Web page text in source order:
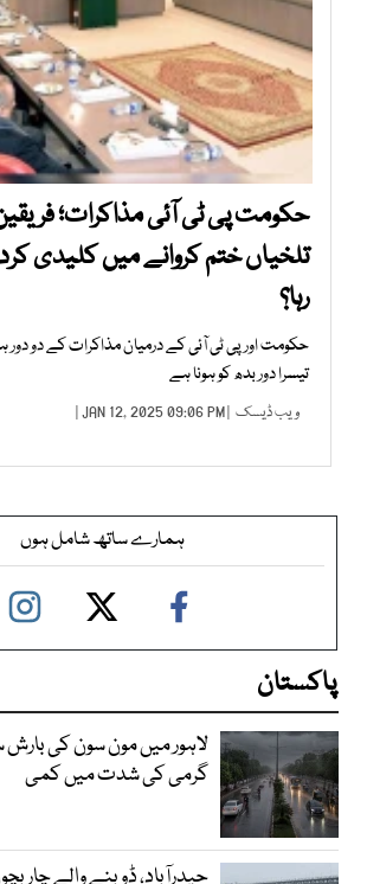
حکومت پی ٹی آئی مذاکرات؛
تلخیاں ختم کروانے میں کلیدی
رہا؟
حکومت اور پی ٹی آئی کے درمیان مذاکرات کے دو
تیسرا دور بدھ کو ہونا ہے
ویب ڈیسک | JAN 12, 2025 09:06 PM |
ہمارے ساتھ شامل ہوں
پاکستان
لاہور میں مون سون کی
گرمی کی شدت میں کمی
حیدرآباد، ڈوبنے والے چار